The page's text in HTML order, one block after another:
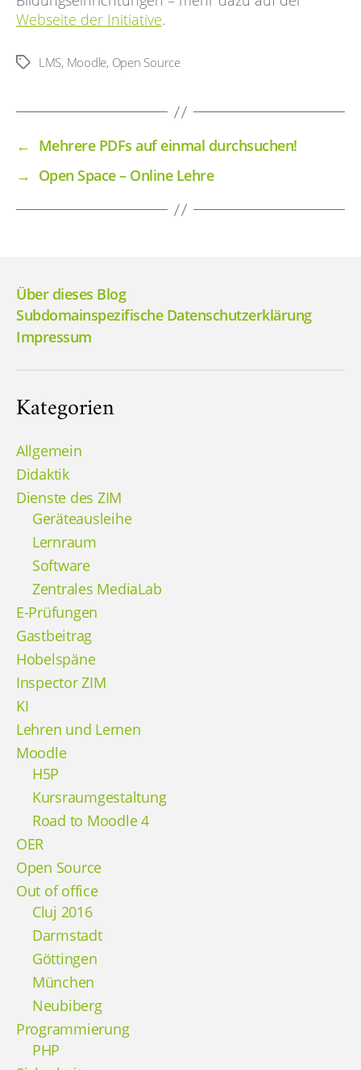
Webseite der Initiative.
Schlagwörter
LMS, Moodle, Open Source
← Mehrere PDFs auf einmal durchsuchen!
→ Open Space – Online Lehre
Über dieses Blog
Subdomainspezifische Datenschutzerklärung
Impressum
Kategorien
Allgemein
Didaktik
Dienste des ZIM
Geräteausleihe
Lernraum
Software
Zentrales MediaLab
E-Prüfungen
Gastbeitrag
Hobelspäne
Inspector ZIM
KI
Lehren und Lernen
Moodle
H5P
Kursraumgestaltung
Road to Moodle 4
OER
Open Source
Out of office
Cluj 2016
Darmstadt
Göttingen
München
Neubiberg
Programmierung
PHP